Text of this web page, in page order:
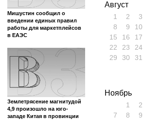
Мишустин сообщил о
введении единых правил
работы для маркетплейсов
в ЕАЭС
Землетрясение магнитудой
4,9 произошло на юго-
западе Китая в провинции
Август
1 2 3
8
9 10
15
16 17
22
23 24
29
30 31
Ноябрь
1 2
7
8 9